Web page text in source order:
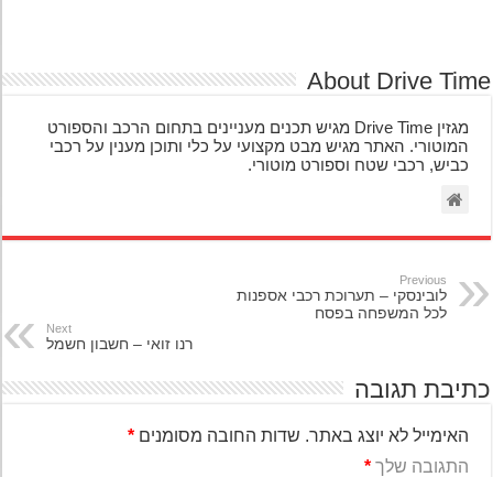
About Drive
מגזין Drive Time מגיש תכנים מעניינים בתחום הרכב והספורט
המוטורי. האתר מגיש מבט מקצועי על כלי ותוכן מענין על רכבי
כביש, רכבי שטח וספורט מוטורי.
Previous
לובינסקי – תערוכת רכבי אספנות
לכל המשפחה בפסח
Next
רנו זואי – חשבון חשמל
תגובה
האימייל לא יוצג באתר. שדות החובה מסומנים*
התגובה שלך*